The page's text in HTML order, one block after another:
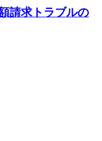
請求トラブルの